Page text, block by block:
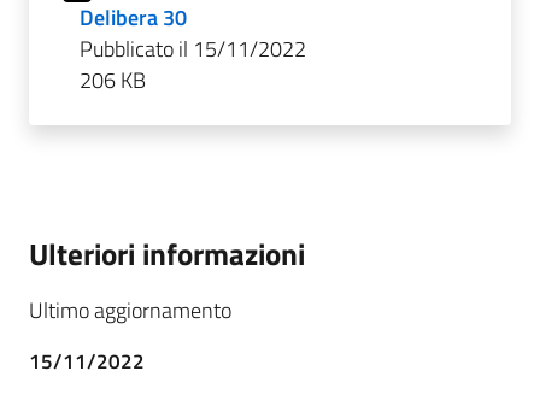
Delibera 30
Pubblicato il 15/11/2022
206 KB
Ulteriori informazioni
Ultimo aggiornamento
15/11/2022